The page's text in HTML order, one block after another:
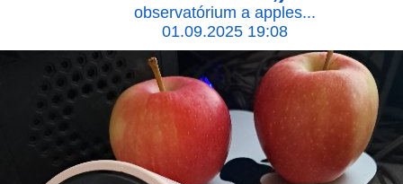
observatórium a apples...
01.09.2025 19:08